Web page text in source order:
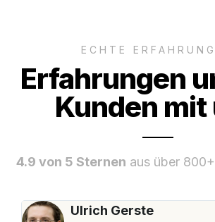
ECHTE
Erfahrungen
Kunden mit
4.9 von 5 Sternen aus über
Ulrich Gerste